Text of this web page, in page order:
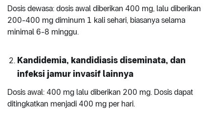
Dosis dewasa: dosis awal diberikan 400 mg, lalu diberikan
200-400 mg diminum 1 kali sehari, biasanya selama
minimal 6-8 minggu.
Kandidemia, kandidiasis diseminata, dan
infeksi jamur invasif lainnya
Dosis awal: 400 mg lalu diberikan 200 mg. Dosis dapat
ditingkatkan menjadi 400 mg per hari.